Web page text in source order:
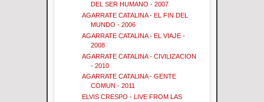
DEL SER HUMANO - 2007
AGARRATE CATALINA - EL FIN DEL
MUNDO - 2006
AGARRATE CATALINA - EL VIAJE -
2008
AGARRATE CATALINA - CIVILIZACION
- 2010
AGARRATE CATALINA - GENTE
COMUN - 2011
ELVIS CRESPO - LIVE FROM LAS